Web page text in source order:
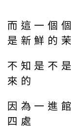
而這一個
是新鮮的
不知是不
來的
因為一進
四處